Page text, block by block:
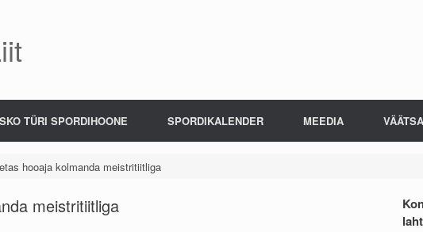
TÜRI SPORDIHOONE SPORDIKALENDER MEEDIA
hooaja kolmanda meistritiitliga
meistritiitliga